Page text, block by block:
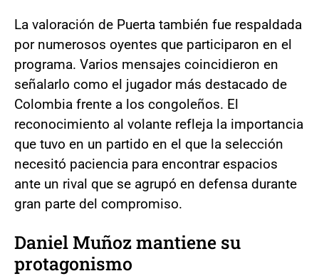
La valoración de Puerta también fue respaldada
por numerosos oyentes que participaron en el
programa. Varios mensajes coincidieron en
señalarlo como el jugador más destacado de
Colombia frente a los congoleños. El
reconocimiento al volante refleja la importancia
que tuvo en un partido en el que la selección
necesitó paciencia para encontrar espacios
ante un rival que se agrupó en defensa durante
gran parte del compromiso.
Daniel Muñoz mantiene su
protagonismo